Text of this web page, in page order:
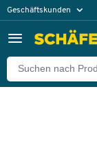
Geschäftskunden
Zurück